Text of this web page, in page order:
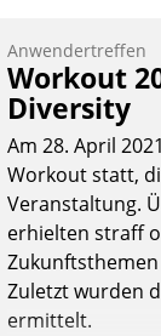
Anwendertreffen
Workout
Diversity
Am 28. April
Workout statt,
Veranstaltung.
erhielten straff
Zuletzt wurden
ermittelt.